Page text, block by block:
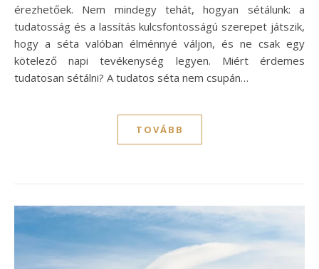
érezhetőek. Nem mindegy tehát, hogyan sétálunk: a
tudatosság és a lassítás kulcsfontosságú szerepet játszik,
hogy a séta valóban élménnyé váljon, és ne csak egy
kötelező napi tevékenység legyen. Miért érdemes
tudatosan sétálni? A tudatos séta nem csupán…
TOVÁBB